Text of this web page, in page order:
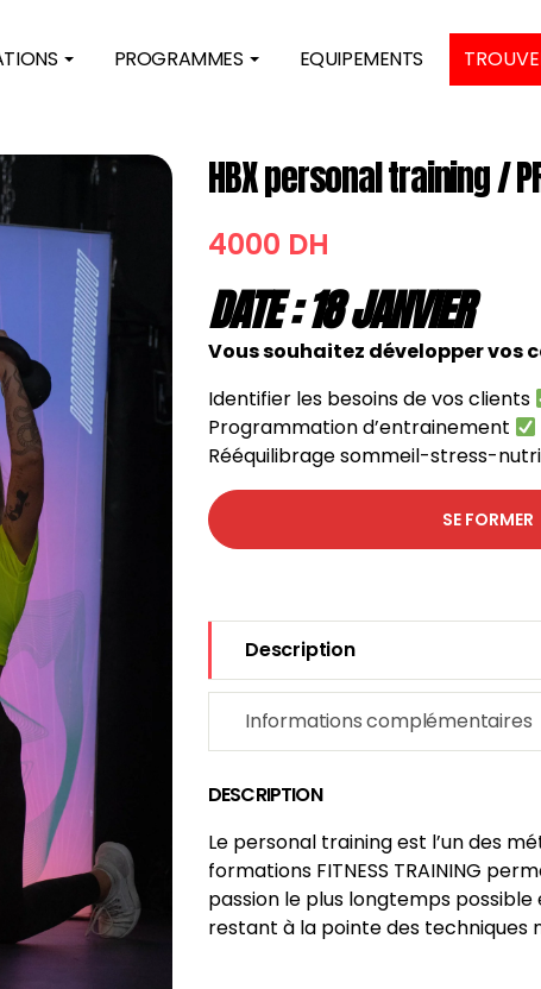
PROGRAMMES EQUIPEMENTS
HBX personal training /
4000 DH
DATE : 18 JANVIER
Vous souhaitez développer vos
Identifier les besoins de vos clients
Programmation d’entrainement
Rééquilibrage sommeil-stress-
SE FORMER
Description
Informations complémentaires
DESCRIPTION
Le personal training est l’un des
formations FITNESS TRAINING
passion le plus longtemps
restant à la pointe des techniques